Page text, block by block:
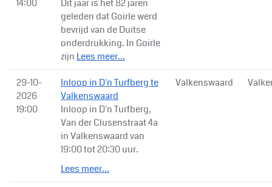
14:00
Dit jaar is het 82 jaren
geleden dat Goirle werd
bevrijd van de Duitse
onderdrukking. In Goirle
zijn Lees meer...
29-10-
2026
19:00
Inloop in D'n Turfberg te
Valkenswaard
Inloop in D'n Turfberg,
Van der Clusenstraat 4a
in Valkenswaard van
19:00 tot 20:30 uur.
Lees meer...
Valkenswaard